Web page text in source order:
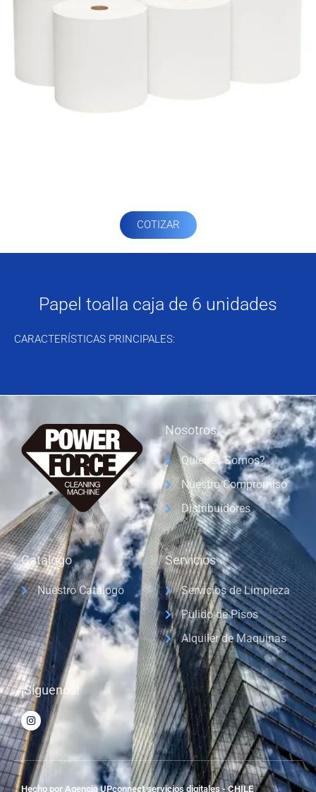
COTIZAR
Papel toalla caja de 6 unidades
CARACTERÍSTICAS PRINCIPALES:
Nosotros
Quienes Somos?
Nuestro Compromiso
Distribuidores
Catálogo
Nuestro Catálogo
Servicios
Servicios de Limpieza
Pulido de Pisos
Alquiler de Maquinas
¡Síguenos!
Hecho por Agencia UPconnect servicios digitales - CHILE